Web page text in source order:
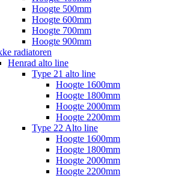
Hoogte 500mm
Hoogte 600mm
Hoogte 700mm
Hoogte 900mm
radiatoren
Henrad alto line
Type 21 alto line
Hoogte 1600mm
Hoogte 1800mm
Hoogte 2000mm
Hoogte 2200mm
Type 22 Alto line
Hoogte 1600mm
Hoogte 1800mm
Hoogte 2000mm
Hoogte 2200mm